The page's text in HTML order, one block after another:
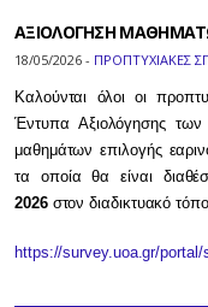
ΑΞΙΟΛΟΓΗΣΗ
18/05/2026 - ΠΡΟΠΤΥΧΙΑΚΕΣ
Καλούνται όλοι οι
Έντυπα Αξιολόγησης
μαθημάτων επιλογής
τα οποία θα είναι
2026στον διαδικτυακό
https://survey.uoa.gr/